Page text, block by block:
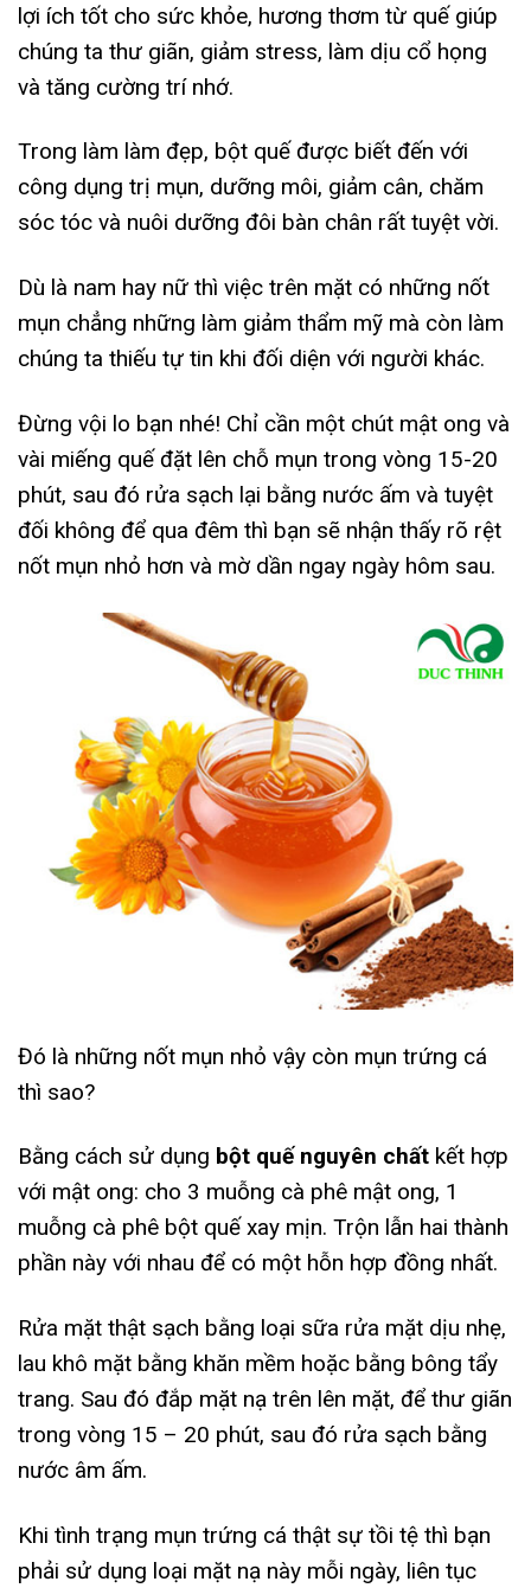
lợi ích tốt cho sức khỏe, hương thơm từ quế giúp
chúng ta thư giãn, giảm stress, làm dịu cổ họng
và tăng cường trí nhớ.
Trong làm làm đẹp, bột quế được biết đến với
công dụng trị mụn, dưỡng môi, giảm cân, chăm
sóc tóc và nuôi dưỡng đôi bàn chân rất tuyệt vời.
Dù là nam hay nữ thì việc trên mặt có những nốt
mụn chẳng những làm giảm thẩm mỹ mà còn làm
chúng ta thiếu tự tin khi đối diện với người khác.
Đừng vội lo bạn nhé! Chỉ cần một chút mật ong và
vài miếng quế đặt lên chỗ mụn trong vòng 15-20
phút, sau đó rửa sạch lại bằng nước ấm và tuyệt
đối không để qua đêm thì bạn sẽ nhận thấy rõ rệt
nốt mụn nhỏ hơn và mờ dần ngay ngày hôm sau.
Đó là những nốt mụn nhỏ vậy còn mụn trứng cá
thì sao?
Bằng cách sử dụng bột quế nguyên chất kết hợp
với mật ong: cho 3 muỗng cà phê mật ong, 1
muỗng cà phê bột quế xay mịn. Trộn lẫn hai thành
phần này với nhau để có một hỗn hợp đồng nhất.
Rửa mặt thật sạch bằng loại sữa rửa mặt dịu nhẹ,
lau khô mặt bằng khăn mềm hoặc bằng bông tẩy
trang. Sau đó đắp mặt nạ trên lên mặt, để thư giãn
trong vòng 15 – 20 phút, sau đó rửa sạch bằng
nước âm ấm.
Khi tình trạng mụn trứng cá thật sự tồi tệ thì bạn
phải sử dụng loại mặt nạ này mỗi ngày, liên tục